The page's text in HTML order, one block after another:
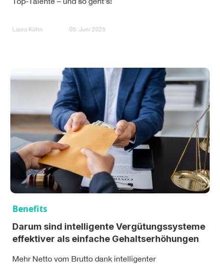
Laura Kühn 05. Juni 2025
Benefits
Darum sind intelligente Vergütungssysteme
effektiver als einfache Gehaltserhöhungen
Mehr Netto vom Brutto dank intelligenter